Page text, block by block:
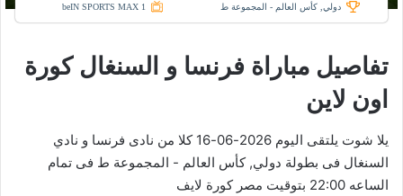
دولي, كأس العالم - المجموعة ط beIN SPORTS MAX 1
تفاصيل مباراة فرنسا و السنغال كورة
اون لاين
يلا شوت يلتقى اليوم 2026-06-16 كلا من نادى فرنسا و نادي
السنغال فى بطولة دولي, كأس العالم - المجموعة ط فى تمام
الساعه 22:00 بتوقيت مصر كورة لايف